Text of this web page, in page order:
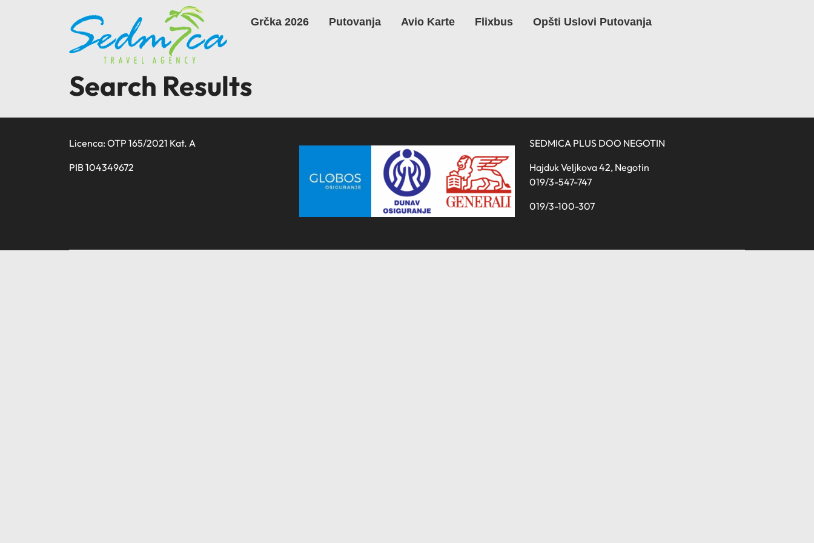
Grčka 2026 Putovanja Avio Karte Flixbus Opšti Uslovi Putovanja
Search Results
Licenca: OTP 165/2021 Kat. A
PIB 104349672
SEDMICA PLUS DOO NEGOTIN
Hajduk Veljkova 42, Negotin
019/3-547-747
019/3-100-307